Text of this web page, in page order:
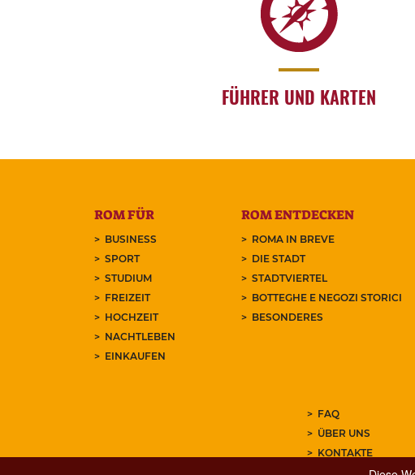
FÜHRER UND KARTEN
ROM FÜR
BUSINESS
SPORT
STUDIUM
FREIZEIT
HOCHZEIT
NACHTLEBEN
EINKAUFEN
ROM ENTDECKEN
ROMA IN BREVE
DIE STADT
STADTVIERTEL
BOTTEGHE E NEGOZI STORICI
BESONDERES
FAQ
ÜBER UNS
KONTAKTE
ABONNIEREN SIE